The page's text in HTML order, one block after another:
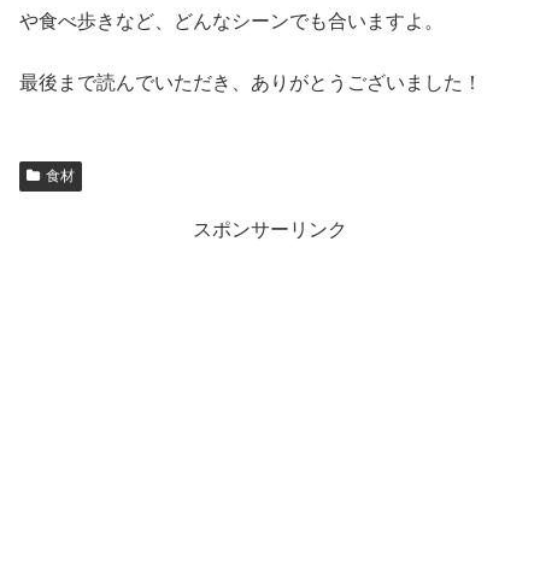
や食べ歩きなど、どんなシーンでも合いますよ。
最後まで読んでいただき、ありがとうございました！
食材
スポンサーリンク